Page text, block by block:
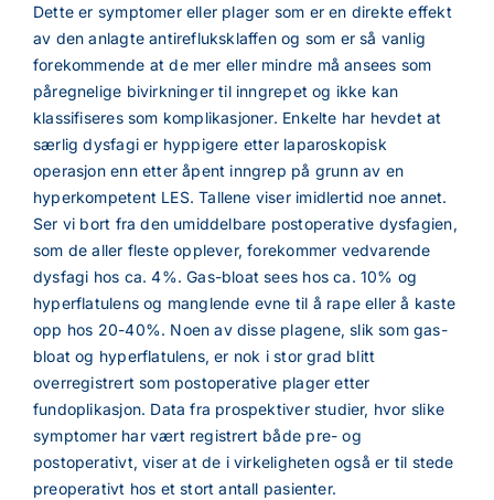
Dette er symptomer eller plager som er en direkte effekt
av den anlagte antirefluksklaffen og som er så vanlig
forekommende at de mer eller mindre må ansees som
påregnelige bivirkninger til inngrepet og ikke kan
klassifiseres som komplikasjoner. Enkelte har hevdet at
særlig dysfagi er hyppigere etter laparoskopisk
operasjon enn etter åpent inngrep på grunn av en
hyperkompetent LES. Tallene viser imidlertid noe annet.
Ser vi bort fra den umiddelbare postoperative dysfagien,
som de aller fleste opplever, forekommer vedvarende
dysfagi hos ca. 4%. Gas-bloat sees hos ca. 10% og
hyperflatulens og manglende evne til å rape eller å kaste
opp hos 20-40%. Noen av disse plagene, slik som gas-
bloat og hyperflatulens, er nok i stor grad blitt
overregistrert som postoperative plager etter
fundoplikasjon. Data fra prospektiver studier, hvor slike
symptomer har vært registrert både pre- og
postoperativt, viser at de i virkeligheten også er til stede
preoperativt hos et stort antall pasienter.